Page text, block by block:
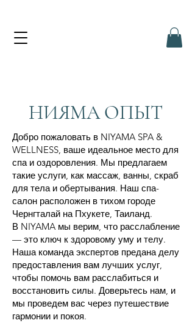
НИЯМА ОПЫТ
Добро пожаловать в NIYAMA SPA &
WELLNESS, ваше идеальное место для
спа и оздоровления. Мы предлагаем
такие услуги, как массаж, ванны, скраб
для тела и обертывания. Наш спа-
салон расположен в тихом городе
Чернгталай на Пхукете, Таиланд.
В NIYAMA мы верим, что расслабление
— это ключ к здоровому уму и телу.
Наша команда экспертов предана делу
предоставления вам лучших услуг,
чтобы помочь вам расслабиться и
восстановить силы. Доверьтесь нам, и
мы проведем вас через путешествие
гармонии и покоя.